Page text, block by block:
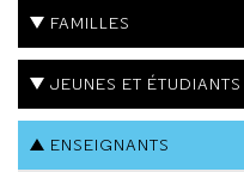
FAMILLES
JEUNES ET ÉTUDIANTS
ENSEIGNANTS